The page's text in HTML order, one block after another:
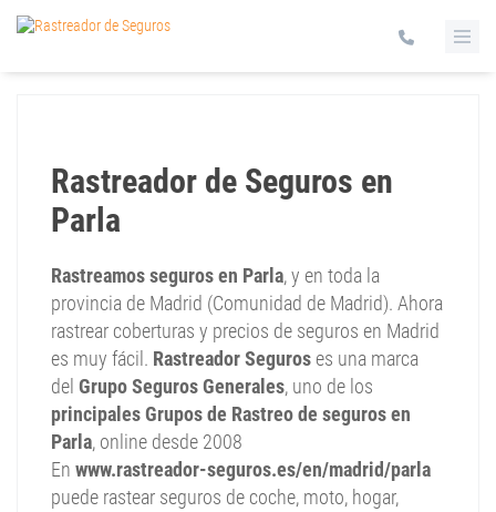
Rastreador de Seguros en
Parla
Rastreamos seguros en Parla, y en toda la
provincia de Madrid (Comunidad de Madrid). Ahora
rastrear coberturas y precios de seguros en Madrid
es muy fácil. Rastreador Seguros es una marca
del Grupo Seguros Generales, uno de los
principales Grupos de Rastreo de seguros en
Parla, online desde 2008
En www.rastreador-seguros.es/en/madrid/parla
puede rastear seguros de coche, moto, hogar,